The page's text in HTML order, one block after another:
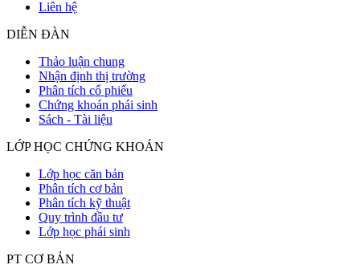
Liên hệ
DIỄN ĐÀN
Thảo luận chung
Nhận định thị trường
Phân tích cổ phiếu
Chứng khoán phái sinh
Sách - Tài liệu
LỚP HỌC CHỨNG KHOÁN
Lớp học căn bản
Phân tích cơ bản
Phân tích kỹ thuật
Quy trình đầu tư
Lớp học phái sinh
PT CƠ BẢN